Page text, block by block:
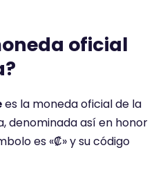
oficial
es la moneda oficial de la
denominada así en honor
es «₡» y su código